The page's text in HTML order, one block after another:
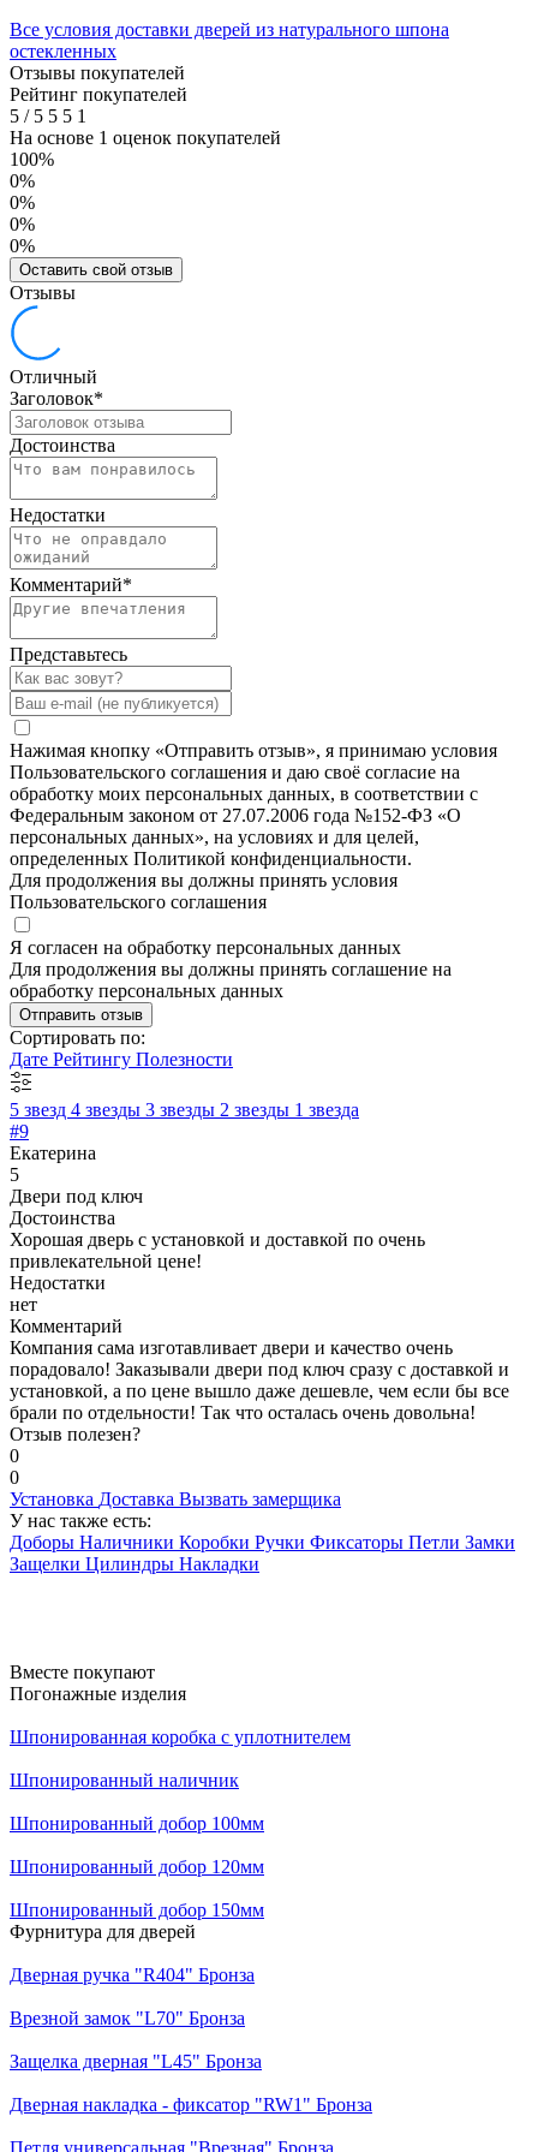
Все условия доставки дверей из натурального шпона
остекленных
Отзывы покупателей
Рейтинг покупателей
5 /5 5 5 1
На основе 1 оценок покупателей
100%
0%
0%
0%
0%
Оставить свой отзыв
Отзывы
Отличный
Заголовок*
Достоинства
Недостатки
Комментарий*
Представьтесь
Нажимая кнопку «Отправить отзыв», я принимаю условия
Пользовательского соглашения и даю своё согласие на
обработку моих персональных данных, в соответствии с
Федеральным законом от 27.07.2006 года №152-ФЗ «О
персональных данных», на условиях и для целей,
определенных Политикой конфиденциальности.
Для продолжения вы должны принять условия
Пользовательского соглашения
Я согласен на обработку персональных данных
Для продолжения вы должны принять соглашение на
обработку персональных данных
Отправить отзыв
Сортировать по:
Дате Рейтингу Полезности
5 звезд 4 звезды 3 звезды 2 звезды 1 звезда
#9
Екатерина
5
Двери под ключ
Достоинства
Хорошая дверь с установкой и доставкой по очень
привлекательной цене!
Недостатки
нет
Комментарий
Компания сама изготавливает двери и качество очень
порадовало! Заказывали двери под ключ сразу с доставкой и
установкой, а по цене вышло даже дешевле, чем если бы все
брали по отдельности! Так что осталась очень довольна!
Отзыв полезен?
0
0
Установка Доставка Вызвать замерщика
У нас также есть:
Доборы Наличники Коробки Ручки Фиксаторы Петли Замки
Защелки Цилиндры Накладки
Вместе покупают
Погонажные изделия
Шпонированная коробка с уплотнителем
Шпонированный наличник
Шпонированный добор 100мм
Шпонированный добор 120мм
Шпонированный добор 150мм
Фурнитура для дверей
Дверная ручка "R404" Бронза
Врезной замок "L70" Бронза
Защелка дверная "L45" Бронза
Дверная накладка - фиксатор "RW1" Бронза
Петля универсальная "Врезная" Бронза